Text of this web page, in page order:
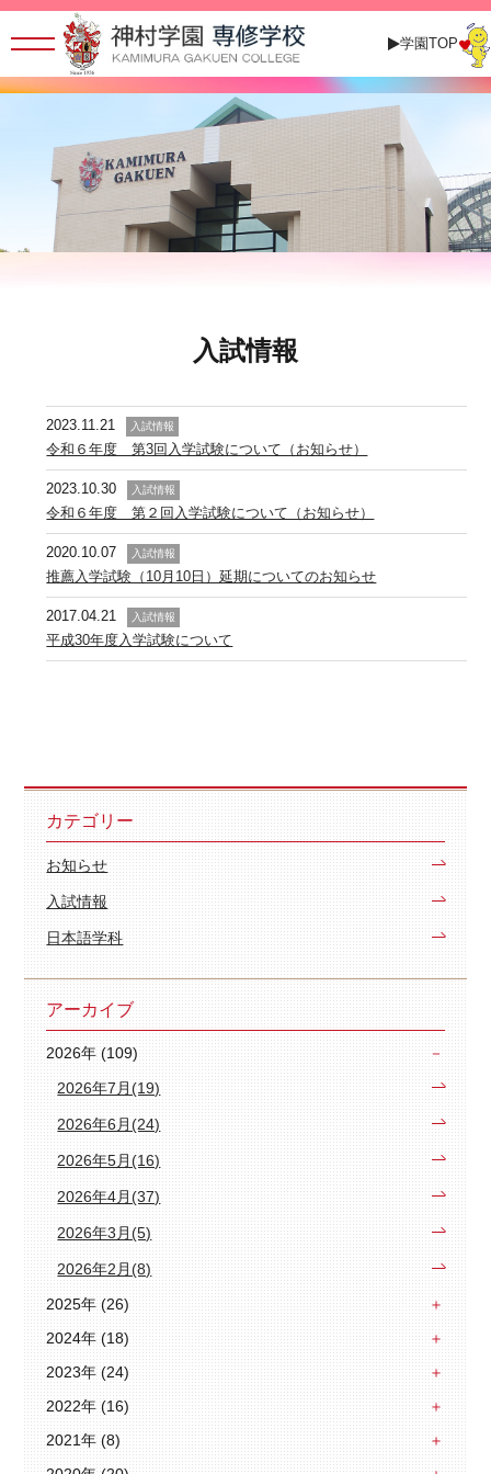
学園TOP
入試情報
2023.11.21 入試情報
令和６年度 第3回入学試験について（お知らせ）
2023.10.30 入試情報
令和６年度 第２回入学試験について（お知らせ）
2020.10.07 入試情報
推薦入学試験（10月10日）延期についてのお知らせ
2017.04.21 入試情報
平成30年度入学試験について
カテゴリー
お知らせ
入試情報
日本語学科
アーカイブ
2026年 (109)
2026年7月(19)
2026年6月(24)
2026年5月(16)
2026年4月(37)
2026年3月(5)
2026年2月(8)
2025年 (26)
2024年 (18)
2023年 (24)
2022年 (16)
2021年 (8)